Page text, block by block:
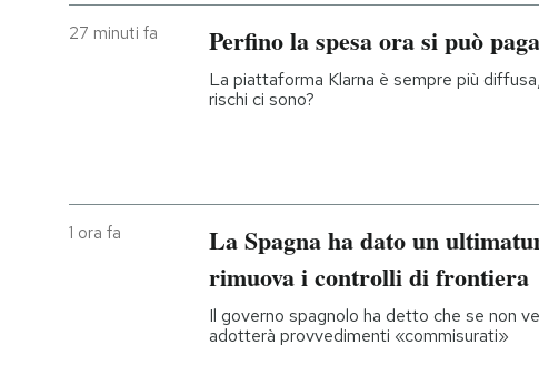
PODCAST
SHOP
27 minuti fa Perfino la spesa ora si può
La piattaforma Klarna è sempre più
rischi ci sono?
1 ora fa
La Spagna ha dato un
rimuova i controlli di frontiera
Il governo spagnolo ha detto che se non
adotterà provvedimenti «commisurati»